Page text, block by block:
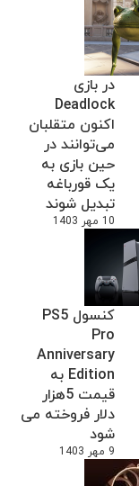
در بازی
Deadlock
اکنون متقلبان
می‌توانند در
حین بازی به
یک قورباغه
تبدیل شوند
10 مهر 1403
کنسول PS5
Pro
Anniversary
Edition به
قیمت 5هزار
دلار فروخته می
شود
9 مهر 1403